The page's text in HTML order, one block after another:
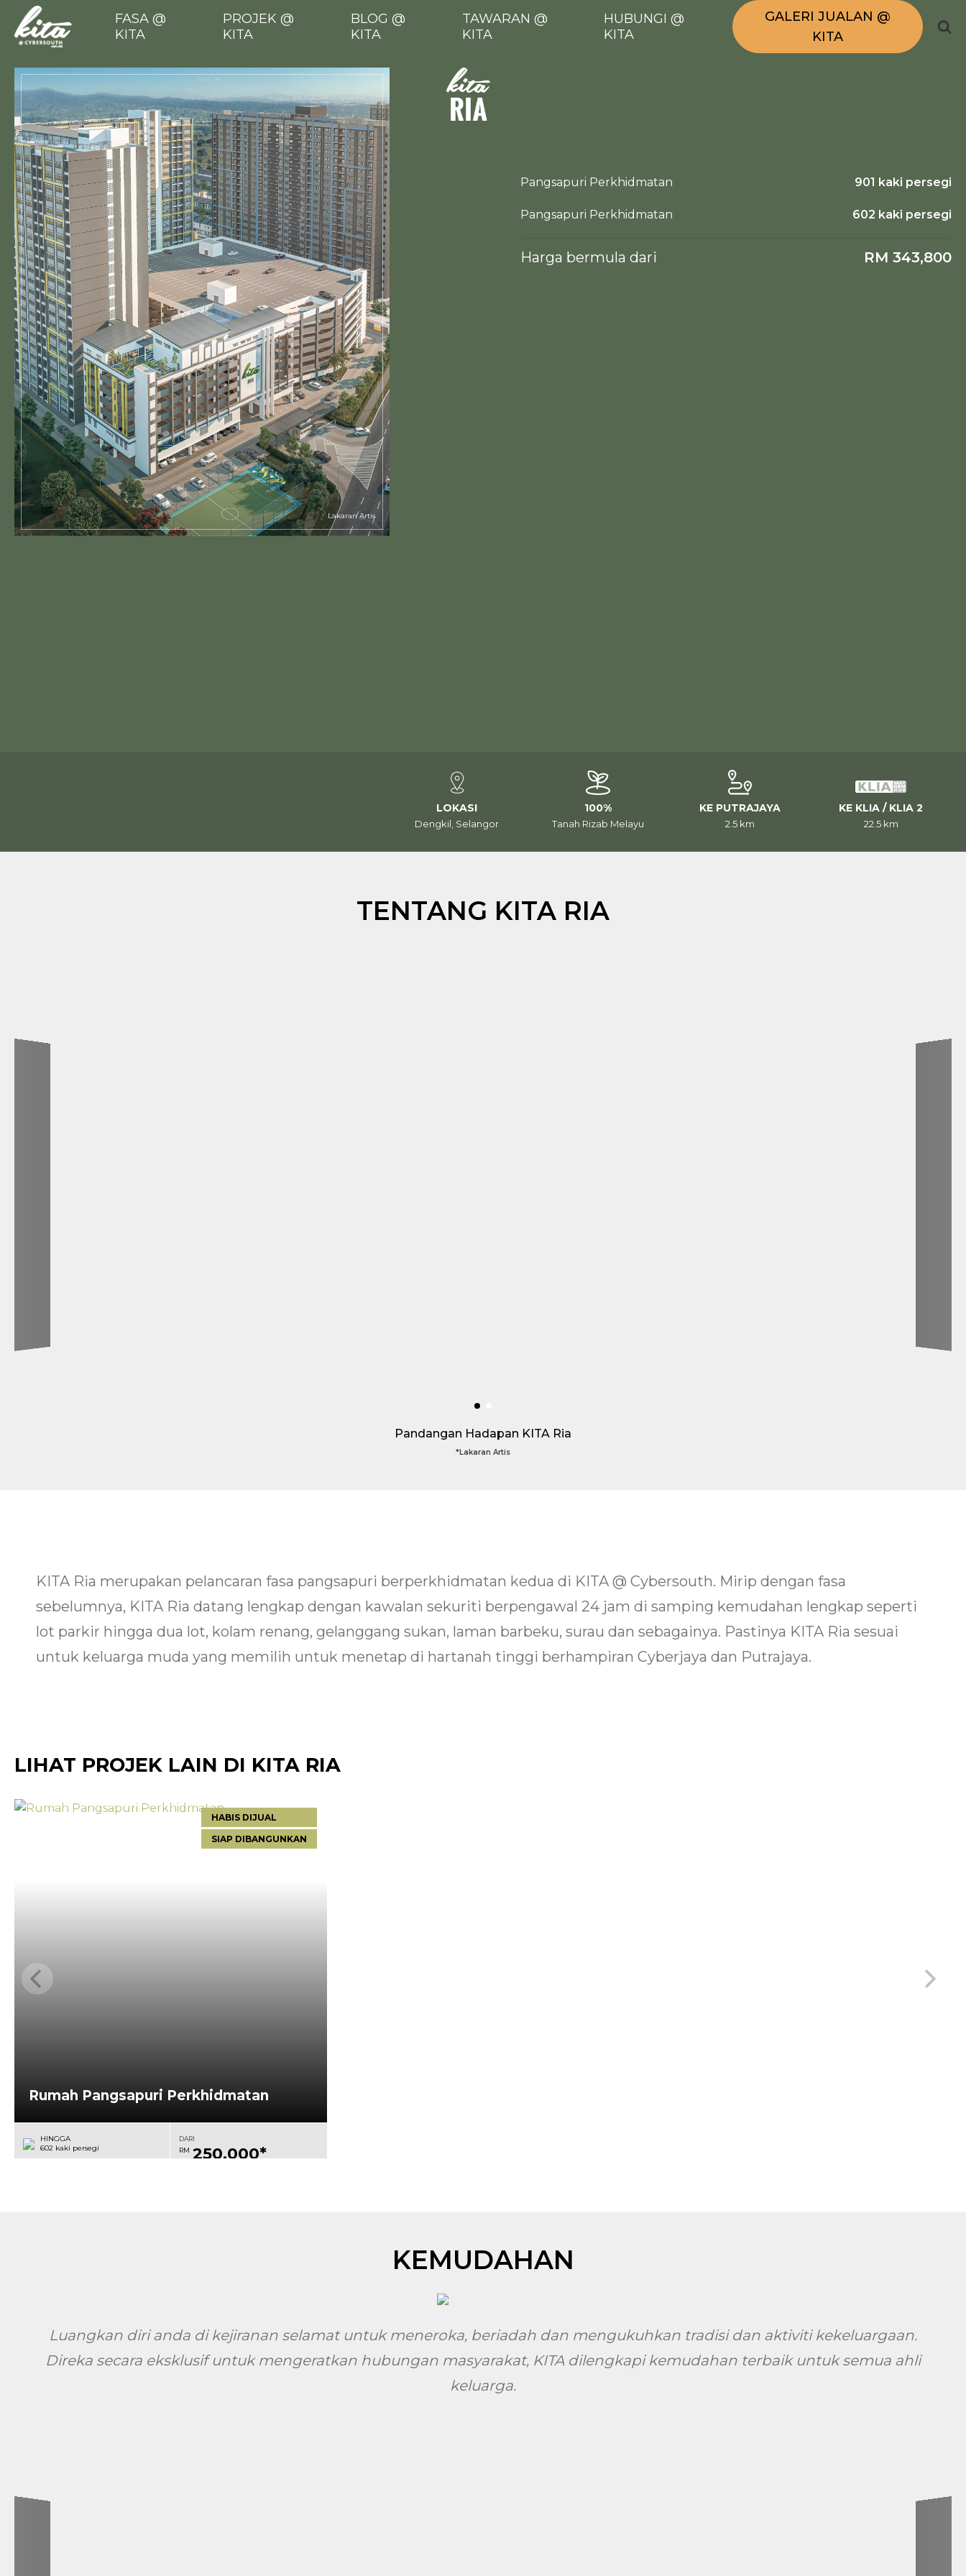
FASA @
KITA
PROJEK @
KITA
BLOG @
KITA
TAWARAN @
KITA
HUBUNGI @
KITA
GALERI JUALAN @
KITA
Lakaran Artis
Pangsapuri Perkhidmatan 901 kaki persegi
Pangsapuri Perkhidmatan 602 kaki persegi
Harga bermula dari RM 343,800
LOKASI
Dengkil, Selangor
100%
Tanah Rizab Melayu
KE PUTRAJAYA
2.5 km
KE KLIA / KLIA 2
22.5 km
TENTANG KITA RIA
Pemandangan Udara KITA Ria
*Lakaran Artis
KITA Ria merupakan pelancaran fasa pangsapuri berperkhidmatan kedua di KITA @ Cybersouth. Mirip dengan fasa
sebelumnya, KITA Ria datang lengkap dengan kawalan sekuriti berpengawal 24 jam di samping kemudahan lengkap seperti
lot parkir hingga dua lot, kolam renang, gelanggang sukan, laman barbeku, surau dan sebagainya. Pastinya KITA Ria sesuai
untuk keluarga muda yang memilih untuk menetap di hartanah tinggi berhampiran Cyberjaya dan Putrajaya.
LIHAT PROJEK LAIN DI KITA RIA
HABIS DIJUAL
SIAP DIBANGUNKAN
Rumah Pangsapuri Perkhidmatan
HINGGA
602 kaki persegi
DARI
RM 250,000*
KEMUDAHAN
Luangkan diri anda di kejiranan selamat untuk meneroka, beriadah dan mengukuhkan tradisi dan aktiviti kekeluargaan.
Direka secara eksklusif untuk mengeratkan hubungan masyarakat, KITA dilengkapi kemudahan terbaik untuk semua ahli
keluarga.